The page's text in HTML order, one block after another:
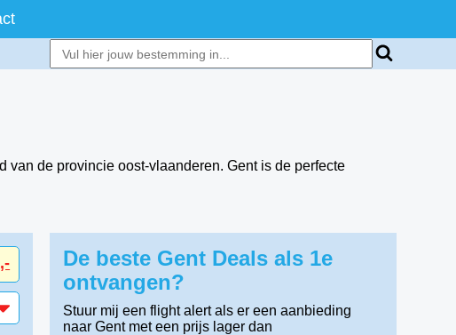
de provincie oost-vlaanderen. Gent is de perfecte
De beste Gent Deals als 1e
ontvangen?
Stuur mij een flight alert als er een aanbieding
naar Gent met een prijs lager dan